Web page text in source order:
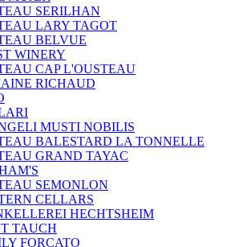
SERILHAN
LARY TAGOT
BELVUE
WINERY
CAP L'OUSTEAU
RICHAUD
MUSTI NOBILIS
BALESTARD LA TONNELLE
GRAND TAYAC
SEMONLON
CELLARS
HECHTSHEIM
TAUCH
FORCATO